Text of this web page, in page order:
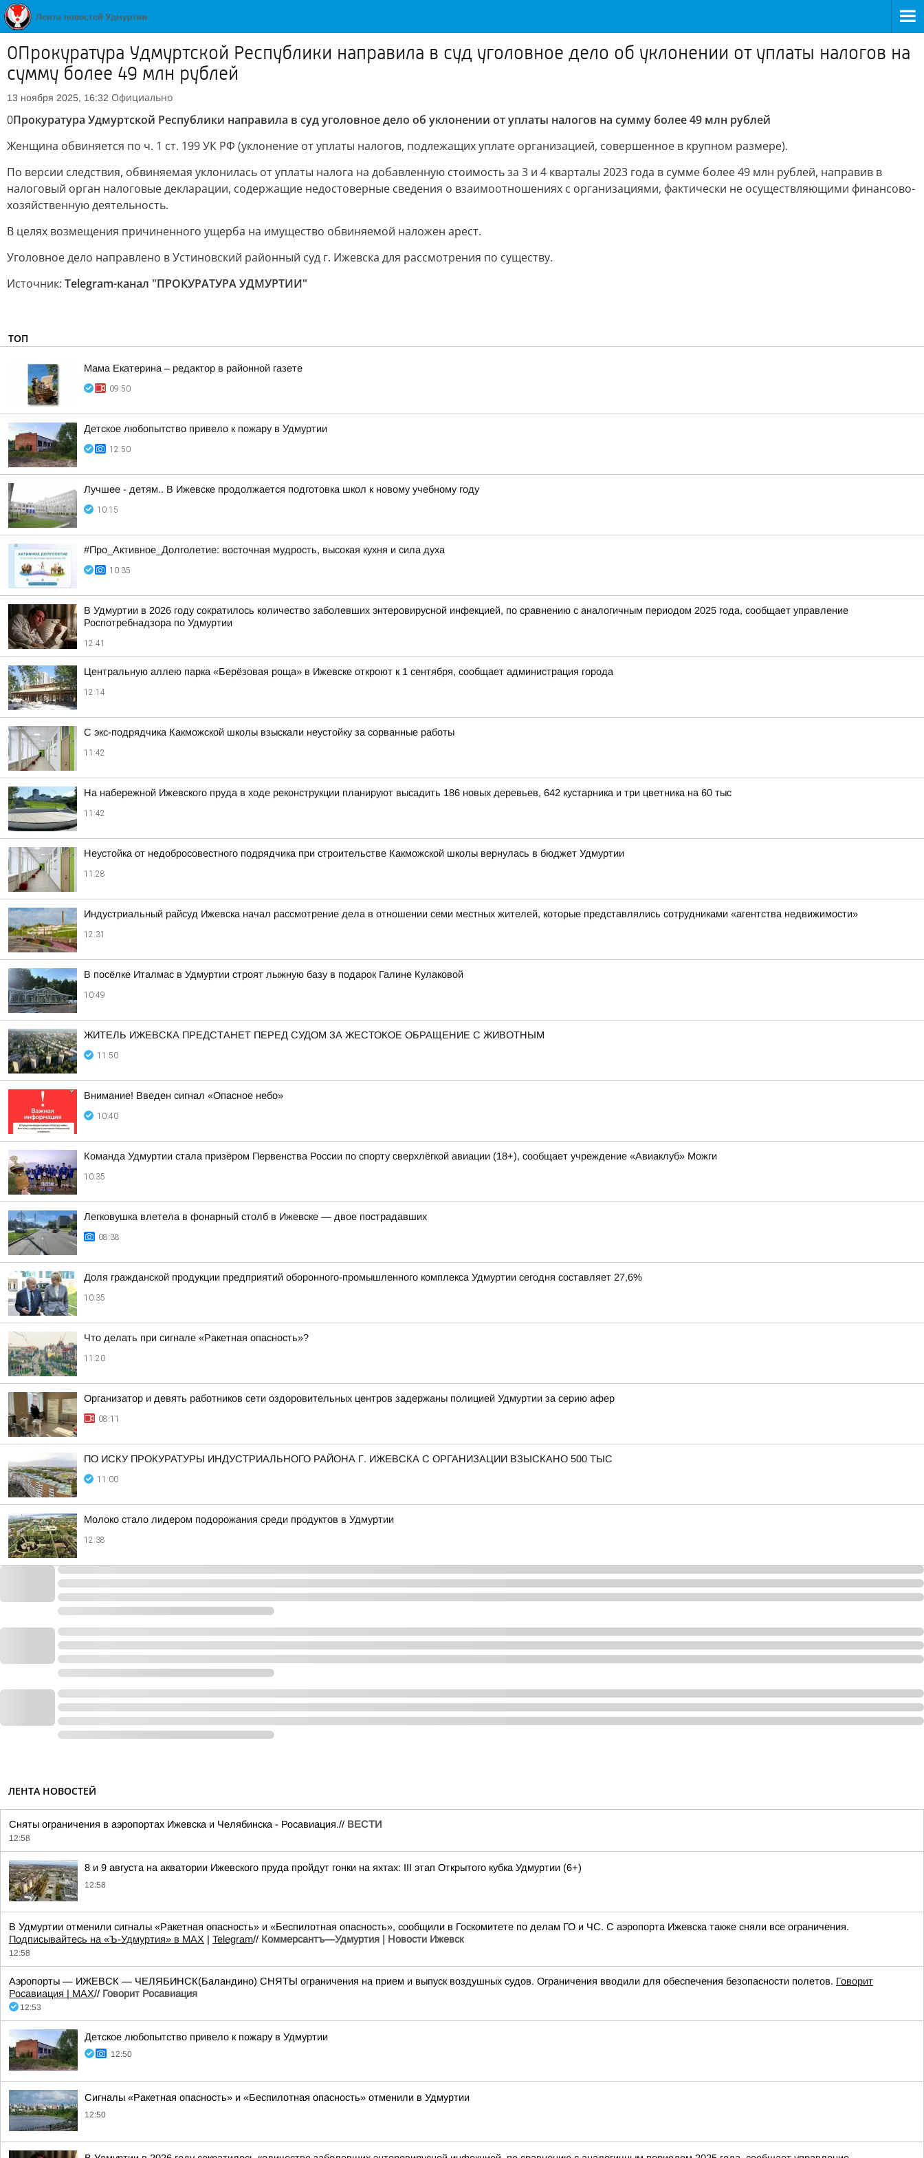
0Прокуратура Удмуртской Республики направила в суд уголовное дело об уклонении от уплаты налогов на
сумму более 49 млн рублей
13 ноября 2025, 16:32 Официально
0Прокуратура Удмуртской Республики направила в суд уголовное дело об уклонении от уплаты налогов на сумму более 49 млн рублей
Женщина обвиняется по ч. 1 ст. 199 УК РФ (уклонение от уплаты налогов, подлежащих уплате организацией, совершенное в крупном размере).
По версии следствия, обвиняемая уклонилась от уплаты налога на добавленную стоимость за 3 и 4 кварталы 2023 года в сумме более 49 млн рублей, направив в
налоговый орган налоговые декларации, содержащие недостоверные сведения о взаимоотношениях с организациями, фактически не осуществляющими финансово-
хозяйственную деятельность.
В целях возмещения причиненного ущерба на имущество обвиняемой наложен арест.
Уголовное дело направлено в Устиновский районный суд г. Ижевска для рассмотрения по существу.
Источник: Telegram-канал "ПРОКУРАТУРА УДМУРТИИ"
ТОП
Мама Екатерина – редактор в районной газете
09:50
Детское любопытство привело к пожару в Удмуртии
12:50
Лучшее - детям.. В Ижевске продолжается подготовка школ к новому учебному году
10:15
#Про_Активное_Долголетие: восточная мудрость, высокая кухня и сила духа
10:35
В Удмуртии в 2026 году сократилось количество заболевших энтеровирусной инфекцией, по сравнению с аналогичным периодом 2025 года, сообщает управление
Роспотребнадзора по Удмуртии
12:41
Центральную аллею парка «Берёзовая роща» в Ижевске откроют к 1 сентября, сообщает администрация города
12:14
С экс-подрядчика Какможской школы взыскали неустойку за сорванные работы
11:42
На набережной Ижевского пруда в ходе реконструкции планируют высадить 186 новых деревьев, 642 кустарника и три цветника на 60 тыс
11:42
Неустойка от недобросовестного подрядчика при строительстве Какможской школы вернулась в бюджет Удмуртии
11:28
Индустриальный райсуд Ижевска начал рассмотрение дела в отношении семи местных жителей, которые представлялись сотрудниками «агентства недвижимости»
12:31
В посёлке Италмас в Удмуртии строят лыжную базу в подарок Галине Кулаковой
10:49
ЖИТЕЛЬ ИЖЕВСКА ПРЕДСТАНЕТ ПЕРЕД СУДОМ ЗА ЖЕСТОКОЕ ОБРАЩЕНИЕ С ЖИВОТНЫМ
11:50
Внимание! Введен сигнал «Опасное небо»
10:40
Команда Удмуртии стала призёром Первенства России по спорту сверхлёгкой авиации (18+), сообщает учреждение «Авиаклуб» Можги
10:35
Легковушка влетела в фонарный столб в Ижевске — двое пострадавших
08:38
Доля гражданской продукции предприятий оборонного-промышленного комплекса Удмуртии сегодня составляет 27,6%
10:35
Что делать при сигнале «Ракетная опасность»?
11:20
Организатор и девять работников сети оздоровительных центров задержаны полицией Удмуртии за серию афер
08:11
ПО ИСКУ ПРОКУРАТУРЫ ИНДУСТРИАЛЬНОГО РАЙОНА Г. ИЖЕВСКА С ОРГАНИЗАЦИИ ВЗЫСКАНО 500 ТЫС
11:00
Молоко стало лидером подорожания среди продуктов в Удмуртии
12:38
ЛЕНТА НОВОСТЕЙ
Сняты ограничения в аэропортах Ижевска и Челябинска - Росавиация.// ВЕСТИ
12:58
8 и 9 августа на акватории Ижевского пруда пройдут гонки на яхтах: III этап Открытого кубка Удмуртии (6+)
12:58
В Удмуртии отменили сигналы «Ракетная опасность» и «Беспилотная опасность», сообщили в Госкомитете по делам ГО и ЧС. С аэропорта Ижевска также сняли все ограничения.
Подписывайтесь на «Ъ-Удмуртия» в MAX | Telegram// Коммерсантъ—Удмуртия | Новости Ижевск
12:58
Аэропорты — ИЖЕВСК — ЧЕЛЯБИНСК(Баландино) СНЯТЫ ограничения на прием и выпуск воздушных судов. Ограничения вводили для обеспечения безопасности полетов. Говорит
Росавиация | MAX// Говорит Росавиация
12:53
Детское любопытство привело к пожару в Удмуртии
12:50
Сигналы «Ракетная опасность» и «Беспилотная опасность» отменили в Удмуртии
12:50